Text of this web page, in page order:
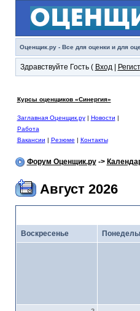
Оценщик.ру - Все для оценки и для
Здравствуйте Гость ( Вход|
Курсы оценщиков «Синергия»
Заглавная Оценщик.ру| Новости |
Работа
Вакансии | Резюме | Контакты
Форум Оценщик.ру->
Август 2026
Воскресенье